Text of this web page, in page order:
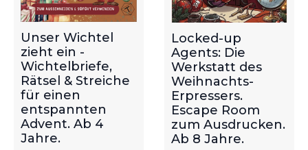
Unser Wichtel
zieht ein -
Wichtelbriefe,
Rätsel & Streiche
für einen
entspannten
Advent. Ab 4
Jahre.
Locked-up
Agents: Die
Werkstatt des
Weihnachts-
Erpressers.
Escape Room
zum Ausdrucken.
Ab 8 Jahre.